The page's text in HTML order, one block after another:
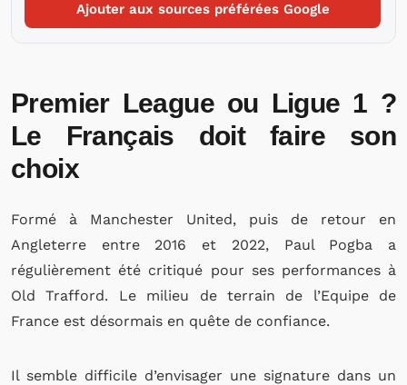
Ajouter aux sources préférées Google
Premier League ou Ligue 1 ?
Le Français doit faire son
choix
Formé à Manchester United, puis de retour en
Angleterre entre 2016 et 2022, Paul Pogba a
régulièrement été critiqué pour ses performances à
Old Trafford. Le milieu de terrain de l’Equipe de
France est désormais en quête de confiance.
Il semble difficile d’envisager une signature dans un